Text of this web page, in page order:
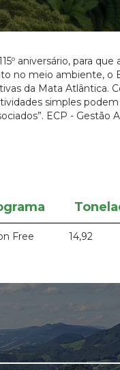
aniversário, para que
no meio ambiente, o
da Mata Atlântica.
simples
ECP - Gestão
Free 14,92